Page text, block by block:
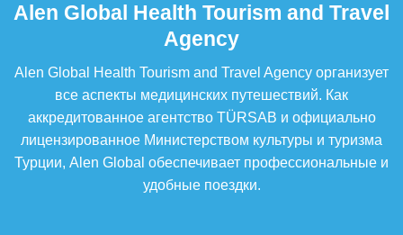
Alen Global Health Tourism and Travel
Agency
Alen Global Health Tourism and Travel Agency организует
все аспекты медицинских путешествий. Как
аккредитованное агентство TÜRSAB и официально
лицензированное Министерством культуры и туризма
Турции, Alen Global обеспечивает профессиональные и
удобные поездки.